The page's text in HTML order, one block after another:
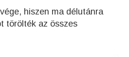
hiszen ma délutánra
törölték az összes